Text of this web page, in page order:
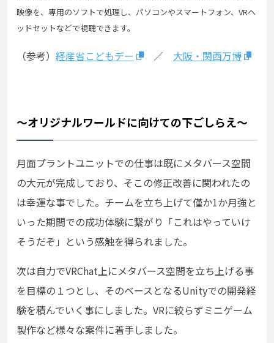
映像を、専用のソフトで処理し、パソコンやスマートフォン、VRヘ
ッドセットなどで視聴できます。
（参考） 経産省こどもデー ／ 大阪・関西万博
～オリジナルワールドに向けての下ごしらえ～
月面プラントユニットでの仕事は既にメタバース空間
の大元が完成しており、そこの修正改善に関われたの
は幸運な事でした。チームを立ち上げて僅か1か月強と
いった期間での成功体験に繋がり「これはやっていけ
そうだぞ」という感触を得られました。
次は自力でVRChat上にメタバース空間を立ち上げる事
を目標の１つとし、そのベースとなるUnityでの開発経
験を積んでいく事にしました。VRに絞らずミニゲーム
製作など様々な案件に着手しました。